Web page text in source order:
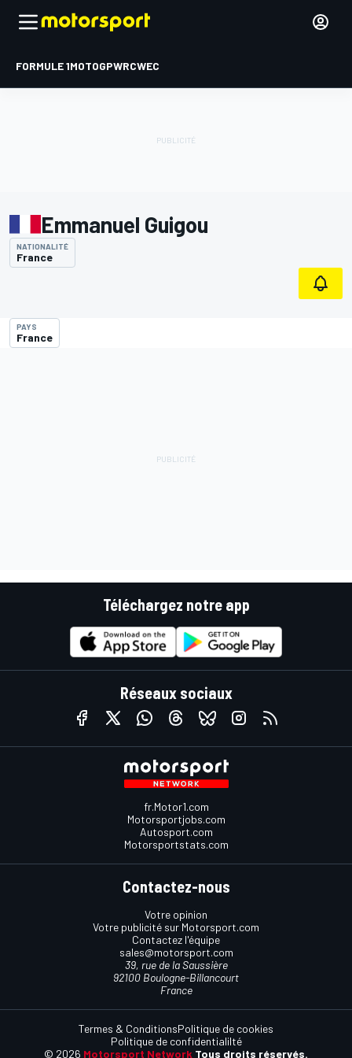
FORMULE 1MOTOGPWRCWEC
Emmanuel Guigou
NATIONALITÉ
France
PAYS
France
Téléchargez notre app
Réseaux sociaux
fr.Motor1.com
Motorsportjobs.com
Autosport.com
Motorsportstats.com
Contactez-nous
Votre opinion
Votre publicité sur Motorsport.com
Contactez l'équipe
sales@motorsport.com
39, rue de la Saussière
92100 Boulogne-Billancourt
France
© 2026 Motorsport Network Tous droits réservés.
Termes & ConditionsPolitique de cookies
Politique de confidentialilté